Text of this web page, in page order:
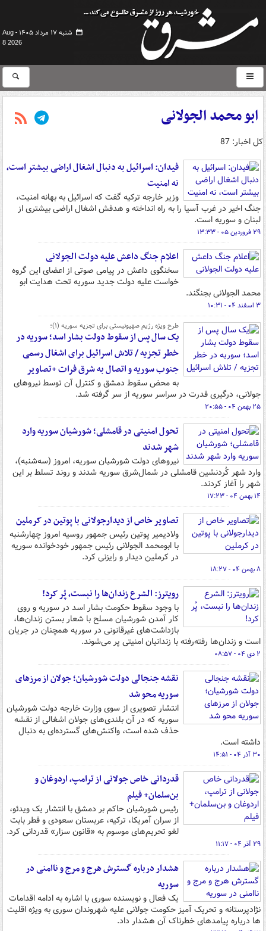
شنبه ۱۷ مرداد ۱۴۰۵ -
Aug
8 2026
ابو محمد الجولانی
کل اخبار: 87
فیدان: اسرائیل به دنبال اشغال اراضی بیشتر است،
نه امنیت
وزیر خارجه ترکیه گفت که اسرائیل به بهانه امنیت،
جنگ اخیر در غرب آسیا را به راه انداخته و هدفش اشغال اراضی بیشتری از
لبنان و سوریه است.
۲۹ فروردین ۰۵ - ۱۳:۳۳
اعلام جنگ داعش علیه دولت الجولانی
سخنگوی داعش در پیامی صوتی از اعضای این گروه
خواست علیه دولت جدید سوریه تحت هدایت ابو
محمد الجولانی بجنگند.
۳ اسفند ۰۴ - ۱۰:۳۱
طرح ویژه رژیم صهیونیستی برای تجزیه سوریه (۱)؛
یک سال پس از سقوط دولت بشار اسد؛ سوریه در
خطر تجزیه / تلاش اسرائیل برای اشغال رسمی
جنوب سوریه و اتصال به شرق فرات +تصاویر
به محض سقوط دمشق و کنترل آن توسط نیروهای
جولانی، درگیری‌ قدرت در سراسر سوریه از سر گرفته شد.
۲۵ بهمن ۰۴ - ۲۰:۵۵
تحول امنیتی در قامشلی؛ شورشیان سوریه وارد
شهر شدند
نیروهای دولت شورشیان سوریه، امروز (سه‌شنبه)،
وارد شهر کُردنشین قامشلی در شمال‌شرق سوریه شدند و روند تسلط بر این
شهر را آغاز کردند.
۱۴ بهمن ۰۴ - ۱۷:۲۳
تصاویر خاص از دیدارجولانی با پوتین در کرملین
ولادیمیر پوتین رئیس جمهور روسیه امروز چهارشنبه
با ابومحمد الجولانی رئیس جمهور خودخوانده سوریه
در کرملین دیدار و رایزنی کرد.
۸ بهمن ۰۴ - ۱۸:۲۷
رویترز: الشرع زندان‌ها را نبست، پُر کرد!
با وجود سقوط حکومت بشار اسد در سوریه و روی
کار آمدن شورشیان مسلح با شعار بستن زندان‌ها،
بازداشت‌های غیرقانونی در سوریه همچنان در جریان
است و زندان‌ها رفته‌رفته با زندانیان امنیتی پر می‌شوند.
۲ دی ۰۴ - ۰۸:۵۷
نقشه جنجالی دولت شورشیان؛ جولان از مرزهای
سوریه محو شد
انتشار تصویری از سوی وزارت خارجه دولت شورشیان
سوریه که در آن بلندی‌های جولان اشغالی از نقشه
حذف شده است، واکنش‌های گسترده‌ای به دنبال
داشته است.
۳۰ آذر ۰۴ - ۱۴:۵۱
قدردانی خاص جولانی از ترامپ، اردوغان و
بن‌سلمان+ فیلم
رئیس شورشیان حاکم بر دمشق با انتشار یک ویدئو،
از سران آمریکا، ترکیه، عربستان سعودی و قطر بابت
لغو تحریم‌های موسوم به «قانون سزار» قدردانی کرد.
۲۹ آذر ۰۴ - ۱۱:۱۷
هشدار درباره گسترش هرج و مرج و ناامنی در
سوریه
یک فعال و نویسنده سوری با اشاره به ادامه اقدامات
نژادپرستانه و تحریک آمیز حکومت جولانی علیه شهروندان سوری به ویژه اقلیت
ها درباره پیامدهای خطرناک آن هشدار داد.